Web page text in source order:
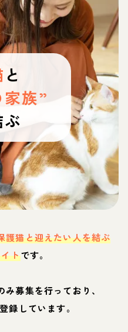
と
族”
護猫と迎えたい人を結ぶ
トです。
募集を行っており、
録しています。